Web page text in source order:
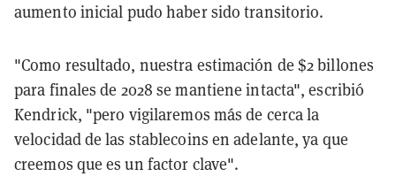
aumento inicial pudo haber sido transitorio.
"Como resultado, nuestra estimación de $2 billones
para finales de 2028 se mantiene intacta", escribió
Kendrick, "pero vigilaremos más de cerca la
velocidad de las stablecoins en adelante, ya que
creemos que es un factor clave".